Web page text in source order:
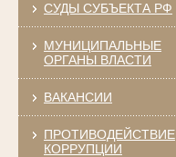
СУДЫ СУБЪЕКТА РФ
МУНИЦИПАЛЬНЫЕ
ОРГАНЫ ВЛАСТИ
ВАКАНСИИ
ПРОТИВОДЕЙСТВИЕ
КОРРУПЦИИ